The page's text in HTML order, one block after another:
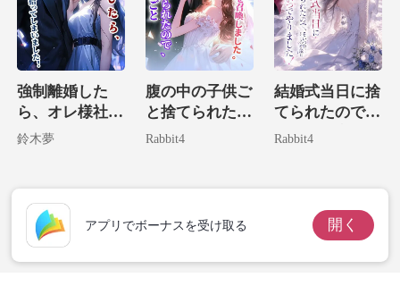
強制離婚した
ら、オレ様社長
の子供を拾って
鈴木夢
腹の中の子供ご
と捨てられたの
で、世界最強の
Rabbit4
結婚式当日に捨
てられたので、
そいつの宿敵に
Rabbit4
アプリでボーナスを受け取る 開く